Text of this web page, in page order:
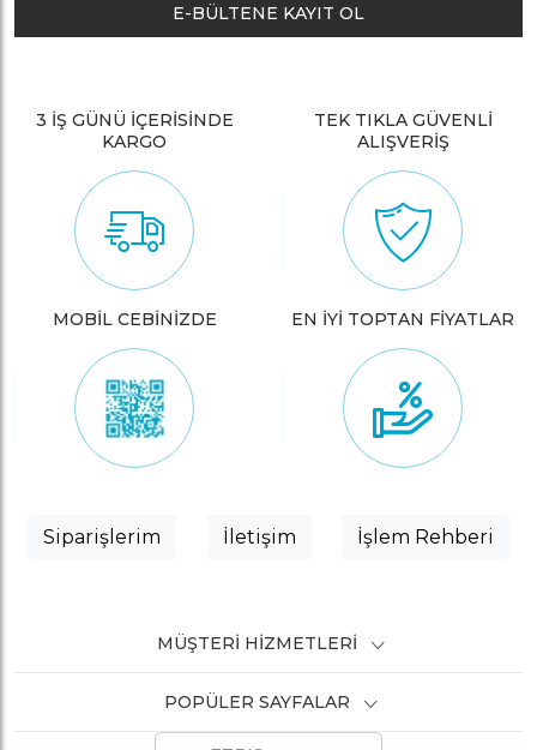
E-BÜLTENE KAYIT OL
3 İŞ GÜNÜ İÇERİSİNDE
KARGO
TEK TIKLA GÜVENLİ
ALIŞVERİŞ
MOBİL CEBİNİZDE EN İYİ TOPTAN FİYATLAR
Siparişlerim İletişim İşlem Rehberi
MÜŞTERI HIZMETLERI
POPÜLER SAYFALAR